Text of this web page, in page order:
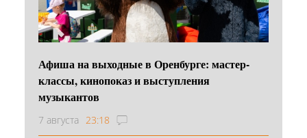
Афиша на выходные в Оренбурге: мастер-
классы, кинопоказ и выступления
музыкантов
7 августа 23:18